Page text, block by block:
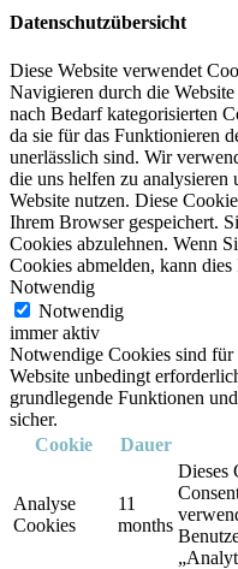
Datenschutzübersicht
Diese Website verwendet
Navigieren durch die
nach Bedarf kategorisierten
da sie für das Funktionieren
unerlässlich sind. Wir
die uns helfen zu analysieren
Website nutzen. Diese
Ihrem Browser gespeichert.
Cookies abzulehnen. Wenn
Cookies abmelden, kann
Notwendig
Notwendig
immer aktiv
Notwendige Cookies sind für
Website unbedingt
grundlegende Funktionen
sicher.
Cookie
Dauer
Analyse
Cookies
11
months
Dieses